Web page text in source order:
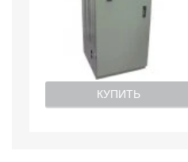
КУПИТЬ